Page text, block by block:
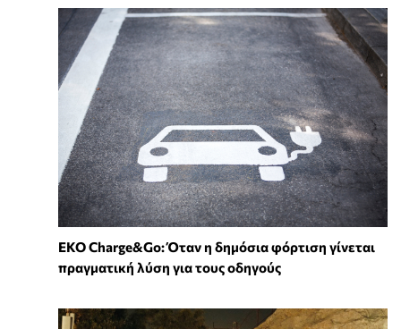
EKO Charge&Go: Όταν η δημόσια φόρτιση γίνεται
πραγματική λύση για τους οδηγούς